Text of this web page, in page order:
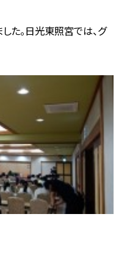
た。日光東照宮では、グ